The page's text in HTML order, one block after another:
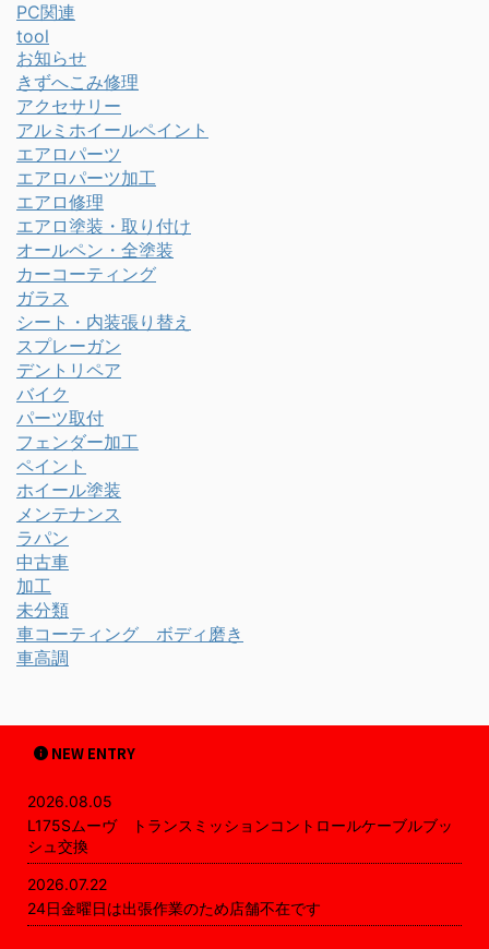
PC関連
tool
お知らせ
きずへこみ修理
アクセサリー
アルミホイールペイント
エアロパーツ
エアロパーツ加工
エアロ修理
エアロ塗装・取り付け
オールペン・全塗装
カーコーティング
ガラス
シート・内装張り替え
スプレーガン
デントリペア
バイク
パーツ取付
フェンダー加工
ペイント
ホイール塗装
メンテナンス
ラパン
中古車
加工
未分類
車コーティング ボディ磨き
車高調
NEW ENTRY
2026.08.05
L175Sムーヴ トランスミッションコントロールケーブルブッ
シュ交換
2026.07.22
24日金曜日は出張作業のため店舗不在です